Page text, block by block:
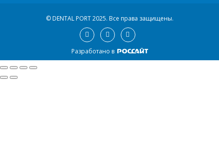
© DENTAL PORT 2025. Все права защищены.
Разработано в